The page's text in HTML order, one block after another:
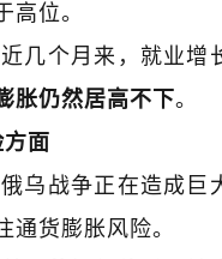
高位。
近几个月来，就业增
胀仍然居高不下。
面
俄乌战争正在造成巨
通货膨胀风险。